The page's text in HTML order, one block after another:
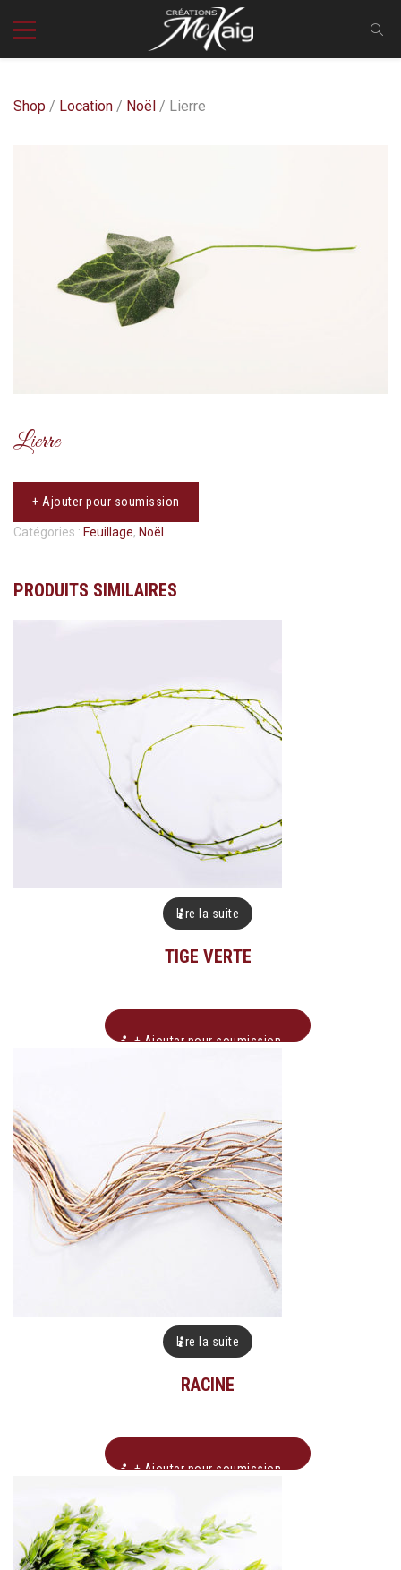
Shop / Location / Noël / Lierre
Lierre
+ Ajouter pour soumission
Catégories : Feuillage, Noël
PRODUITS SIMILAIRES
Lire la suite
TIGE VERTE
+ Ajouter pour soumission
Lire la suite
RACINE
+ Ajouter pour soumission